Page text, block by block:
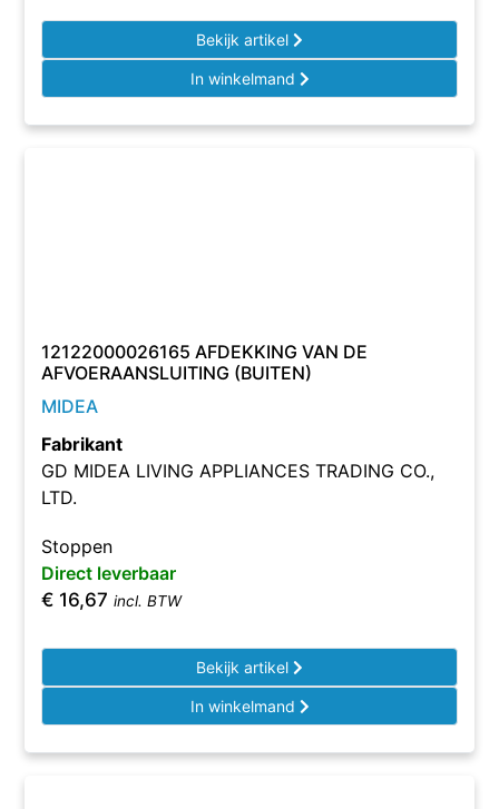
Bekijk artikel
In winkelmand
12122000026165 AFDEKKING VAN DE
AFVOERAANSLUITING (BUITEN)
MIDEA
Fabrikant
GD MIDEA LIVING APPLIANCES TRADING CO.,
LTD.
Stoppen
Direct leverbaar
€ 16,67 incl. BTW
Bekijk artikel
In winkelmand